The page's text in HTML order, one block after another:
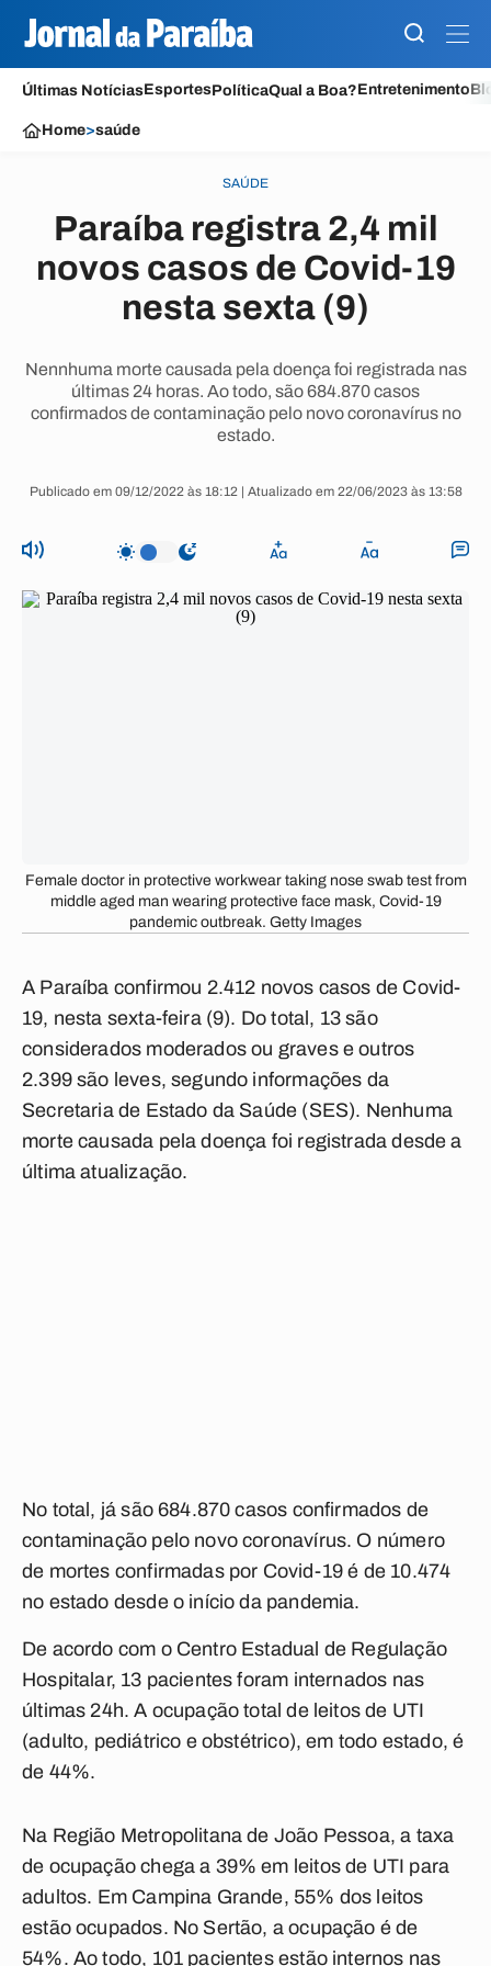
Últimas NotíciasEsportesPolíticaQual a Boa?Entretenimento
Home>saúde
SAÚDE
Paraíba registra 2,4 mil
novos casos de Covid-19
nesta sexta (9)
Nennhuma morte causada pela doença foi registrada nas
últimas 24 horas. Ao todo, são 684.870 casos
confirmados de contaminação pelo novo coronavírus no
estado.
Publicado em 09/12/2022 às 18:12 | Atualizado em 22/06/2023 às 13:58
Female doctor in protective workwear taking nose swab test from
middle aged man wearing protective face mask, Covid-19
pandemic outbreak. Getty Images
A Paraíba confirmou 2.412 novos casos de Covid-
19, nesta sexta-feira (9). Do total, 13 são
considerados moderados ou graves e outros
2.399 são leves, segundo informações da
Secretaria de Estado da Saúde (SES). Nenhuma
morte causada pela doença foi registrada desde a
última atualização.
No total, já são 684.870 casos confirmados de
contaminação pelo novo coronavírus. O número
de mortes confirmadas por Covid-19 é de 10.474
no estado desde o início da pandemia.
De acordo com o Centro Estadual de Regulação
Hospitalar, 13 pacientes foram internados nas
últimas 24h. A ocupação total de leitos de UTI
(adulto, pediátrico e obstétrico), em todo estado, é
de 44%.
Na Região Metropolitana de João Pessoa, a taxa
de ocupação chega a 39% em leitos de UTI para
adultos. Em Campina Grande, 55% dos leitos
estão ocupados. No Sertão, a ocupação é de
54%. Ao todo, 101 pacientes estão internos nas